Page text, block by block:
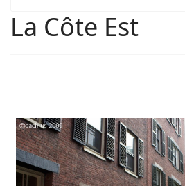
La Côte Est